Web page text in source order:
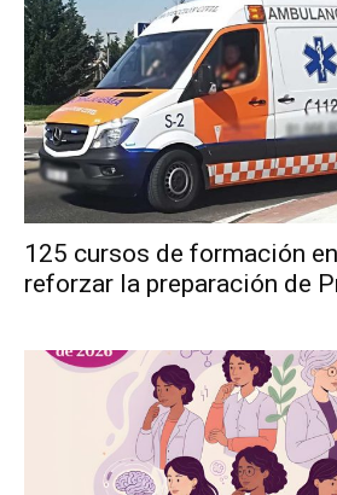
125 cursos de formación
reforzar la preparación de